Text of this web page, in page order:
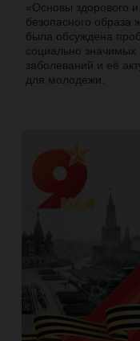
«Основы здорового и
безопасного образа
была обсуждена
социально значимых
заболеваний и её
для молодежи.